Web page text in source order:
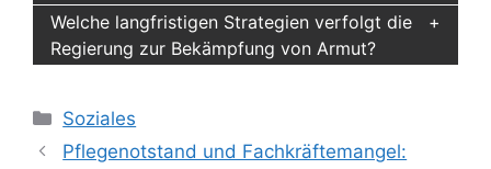
Welche langfristigen Strategien verfolgt die
Regierung zur Bekämpfung von Armut?
Kategorien
Soziales
Pflegenotstand und Fachkräftemangel: